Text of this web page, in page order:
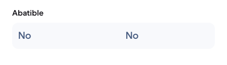
Abatible
No No